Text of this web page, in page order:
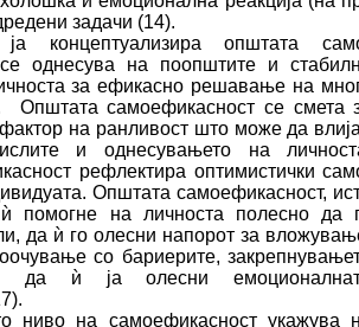
задачи (14).
концептуализира општата
однесува на пооп­шти­те и
за ефикасно решавање на
Општата самоефикасност се смета
на ранливост што може да
и од­не­сувањето на
рефлектира оптимистички
Општата са­мо­ефи­касност,
помогне на личноста полесно да
да ѝ го олесни напорот за
со бариерите,
да ѝ ја олесни
ниво на самоефикасност ука­жу­ва